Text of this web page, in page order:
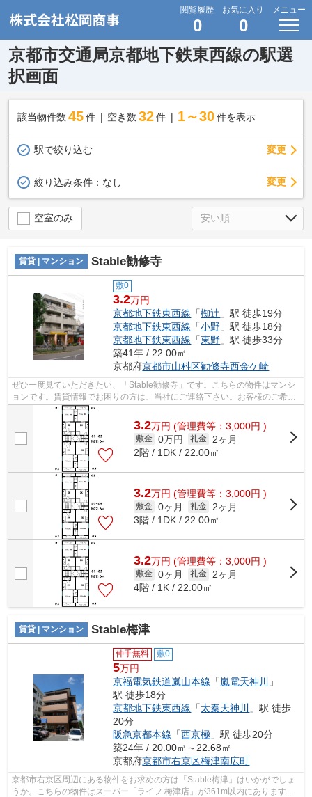
閲覧履歴
0
お気に入り
0
メニュー
京都市交通局京都地下鉄東西線の駅選
択画面
該当物件数 45件 空き数 32 件 1～30 件を表示
駅で絞り込む 変更
絞り込み条件： なし 変更
空室のみ
賃貸 | マンション Stable勧修寺
敷0
3.2万円
京都地下鉄東西線 「椥辻 」駅 徒歩19分
京都地下鉄東西線 「小野 」駅 徒歩18分
京都地下鉄東西線 「東野 」駅 徒歩33分
築41年 / 22.00㎡
京都府京都市山科区勧修寺西金ケ崎
ぜひ一度見ていただきたい、「Stable勧修寺」です。こちらの物件はマンシ
ョンです。賃貸情報でお困りの方は、当社にご連絡下さい。お客様のご希望
やニーズに合わせた物件のご紹介をい...
3.2万円 (管理費等：3,000円 )
敷金 0万円 礼金
2ヶ月
2階 / 1DK / 22.00㎡
3.2万円 (管理費等：3,000円 )
敷金 0ヶ月 礼金
2ヶ月
3階 / 1DK / 22.00㎡
3.2万円 (管理費等：3,000円 )
敷金 0ヶ月 礼金
2ヶ月
4階 / 1K / 22.00㎡
賃貸 | マンション Stable梅津
仲手無料 敷0
5万円
京福電気鉄道嵐山本線 「嵐電天神川
」
駅 徒歩18分
京都地下鉄東西線 「太秦天神川
」駅 徒歩
20分
阪急京都本線 「西京極 」駅 徒歩20分
築24年 / 20.00㎡～22.68㎡
京都府京都市右京区梅津南広町
京都市右京区周辺にある物件をお求めの方は「Stable梅津」はいかがでしょ
うか。こちらの物件はスーパー「ライフ 梅津店」が361m以内にあります。